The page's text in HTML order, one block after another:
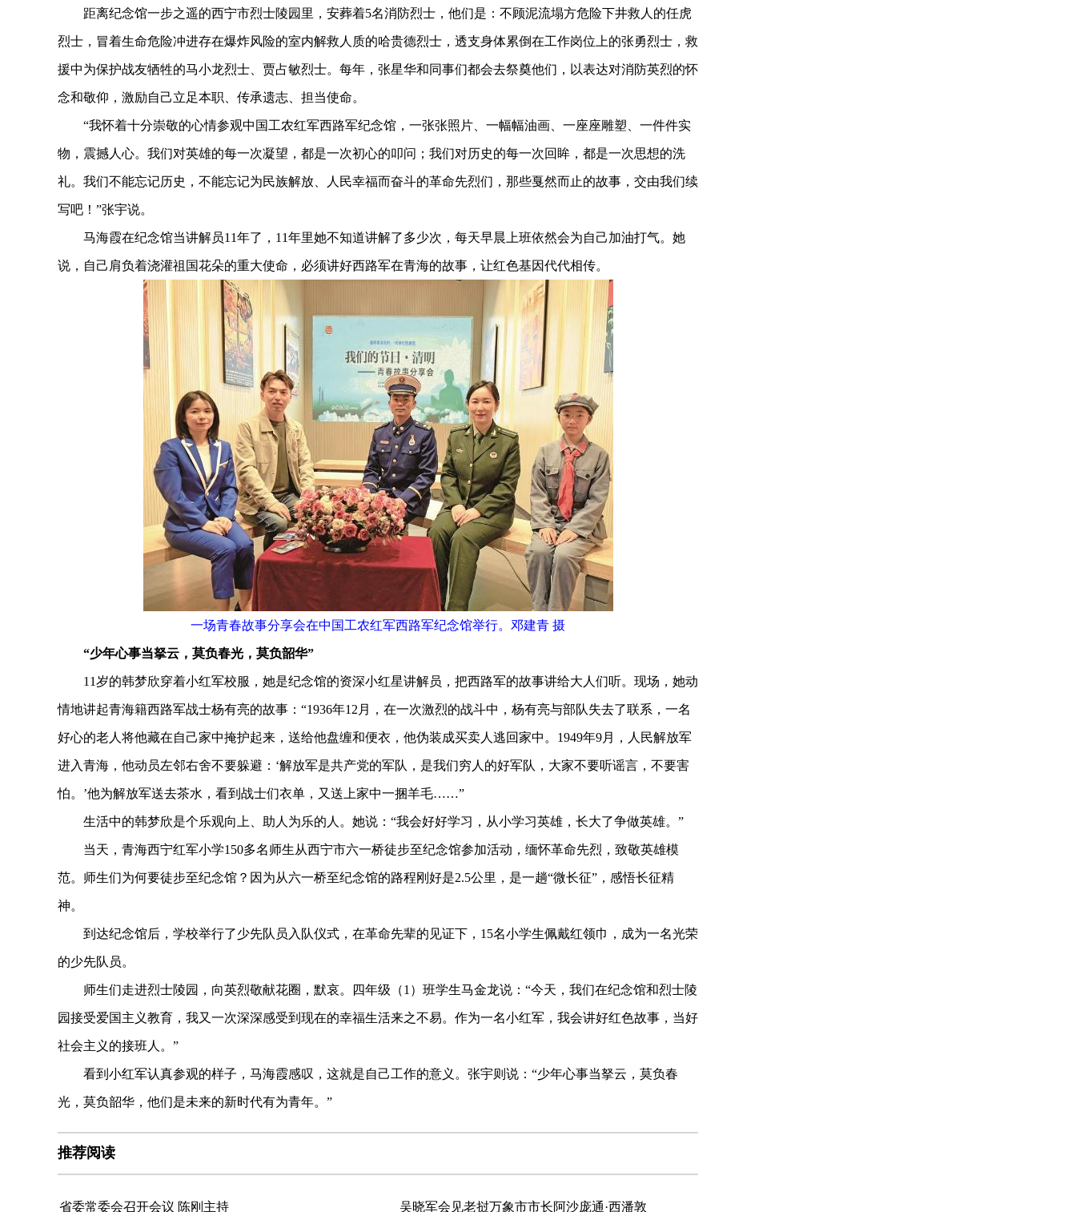
距离纪念馆一步之遥的西宁市烈士陵园里，安葬着5名消防烈士，他们是：不顾泥流塌方危险下井救人的任虎
烈士，冒着生命危险冲进存在爆炸风险的室内解救人质的哈贵德烈士，透支身体累倒在工作岗位上的张勇烈士，救
援中为保护战友牺牲的马小龙烈士、贾占敏烈士。每年，张星华和同事们都会去祭奠他们，以表达对消防英烈的怀
念和敬仰，激励自己立足本职、传承遗志、担当使命。
“我怀着十分崇敬的心情参观中国工农红军西路军纪念馆，一张张照片、一幅幅油画、一座座雕塑、一件件实
物，震撼人心。我们对英雄的每一次凝望，都是一次初心的叩问；我们对历史的每一次回眸，都是一次思想的洗
礼。我们不能忘记历史，不能忘记为民族解放、人民幸福而奋斗的革命先烈们，那些戛然而止的故事，交由我们续
写吧！”张宇说。
马海霞在纪念馆当讲解员11年了，11年里她不知道讲解了多少次，每天早晨上班依然会为自己加油打气。她
说，自己肩负着浇灌祖国花朵的重大使命，必须讲好西路军在青海的故事，让红色基因代代相传。
一场青春故事分享会在中国工农红军西路军纪念馆举行。邓建青 摄
“少年心事当拏云，莫负春光，莫负韶华”
11岁的韩梦欣穿着小红军校服，她是纪念馆的资深小红星讲解员，把西路军的故事讲给大人们听。现场，她动
情地讲起青海籍西路军战士杨有亮的故事：“1936年12月，在一次激烈的战斗中，杨有亮与部队失去了联系，一名
好心的老人将他藏在自己家中掩护起来，送给他盘缠和便衣，他伪装成买卖人逃回家中。1949年9月，人民解放军
进入青海，他动员左邻右舍不要躲避：‘解放军是共产党的军队，是我们穷人的好军队，大家不要听谣言，不要害
怕。’他为解放军送去茶水，看到战士们衣单，又送上家中一捆羊毛……”
生活中的韩梦欣是个乐观向上、助人为乐的人。她说：“我会好好学习，从小学习英雄，长大了争做英雄。”
当天，青海西宁红军小学150多名师生从西宁市六一桥徒步至纪念馆参加活动，缅怀革命先烈，致敬英雄模
范。师生们为何要徒步至纪念馆？因为从六一桥至纪念馆的路程刚好是2.5公里，是一趟“微长征”，感悟长征精
神。
到达纪念馆后，学校举行了少先队员入队仪式，在革命先辈的见证下，15名小学生佩戴红领巾，成为一名光荣
的少先队员。
师生们走进烈士陵园，向英烈敬献花圈，默哀。四年级（1）班学生马金龙说：“今天，我们在纪念馆和烈士陵
园接受爱国主义教育，我又一次深深感受到现在的幸福生活来之不易。作为一名小红军，我会讲好红色故事，当好
社会主义的接班人。”
看到小红军认真参观的样子，马海霞感叹，这就是自己工作的意义。张宇则说：“少年心事当拏云，莫负春
光，莫负韶华，他们是未来的新时代有为青年。”
推荐阅读
省委常委会召开会议 陈刚主持 吴晓军会见老挝万象市市长阿沙庞通·西潘敦